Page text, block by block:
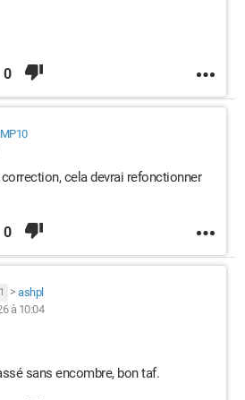
0
cela devrai refonctionner
0
> ashpl
à 10:04
sans encombre, bon taf.